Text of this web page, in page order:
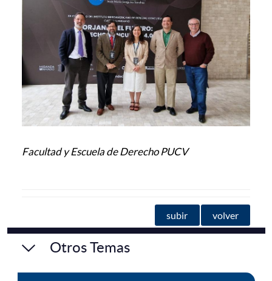
Facultad y Escuela de Derecho PUCV
subir volver
Otros Temas